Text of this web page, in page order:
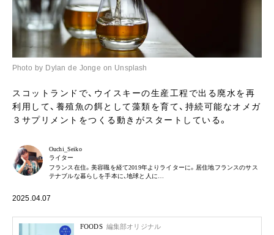
Photo by Dylan de Jonge on Unsplash
スコットランドで、ウイスキーの生産工程で出る廃水を再
利用して、養殖魚の餌として藻類を育て、持続可能なオメガ
３サプリメントをつくる動きがスタートしている。
Ouchi_Seiko
ライター
フランス在住。美容職を経て2019年よりライターに。居住地フランスのサス
テナブルな暮らしを手本に、地球と人に…
2025.04.07
FOODS 編集部オリジナル